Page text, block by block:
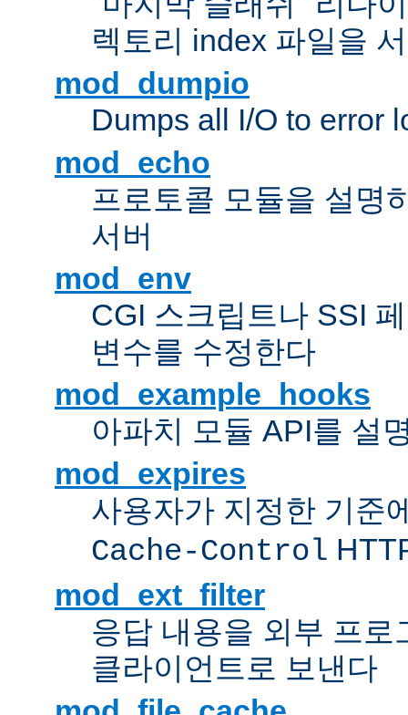
렉토리 index 파일을
mod_dumpio
Dumps all I/O to error
mod_echo
프로토콜 모듈을 설명
서버
mod_env
CGI 스크립트나 SSI
변수를 수정한다
mod_example_hooks
아파치 모듈 API를 설
mod_expires
사용자가 지정한 기준
Cache-Control
mod_ext_filter
응답 내용을 외부 프로
클라이언트로 보낸다